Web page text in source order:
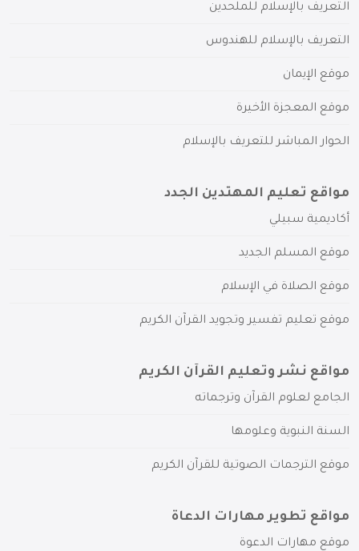
التعريف بالإسلام للملحدين
التعريف بالإسلام للهندوس
موقع الإيمان
موقع المعجزة الأخيرة
الحوار المباشر للتعريف بالإسلام
مواقع تعليم المهتدين الجدد
أكاديمية سبيلي
موقع المسلم الجديد
موقع الصلاة في الإسلام
موقع تعليم تفسير وتجويد القرآن الكريم
مواقع نشر وتعليم القرآن الكريم
الجامع لعلوم القرآن وترجماته
السنة النبوية وعلومها
موقع الترجمات الصوتية للقرآن الكريم
مواقع تطوير مهارات الدعاة
موقع مهارات الدعوة